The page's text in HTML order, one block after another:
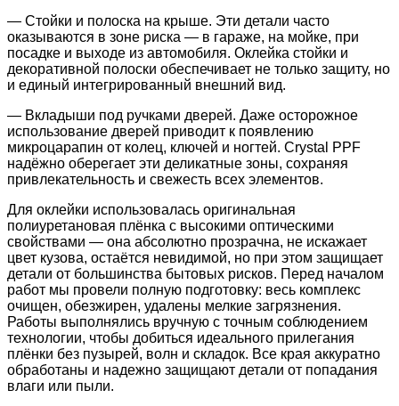
— Стойки и полоска на крыше. Эти детали часто
оказываются в зоне риска — в гараже, на мойке, при
посадке и выходе из автомобиля. Оклейка стойки и
декоративной полоски обеспечивает не только защиту, но
и единый интегрированный внешний вид.
— Вкладыши под ручками дверей. Даже осторожное
использование дверей приводит к появлению
микроцарапин от колец, ключей и ногтей. Crystal PPF
надёжно оберегает эти деликатные зоны, сохраняя
привлекательность и свежесть всех элементов.
Для оклейки использовалась оригинальная
полиуретановая плёнка с высокими оптическими
свойствами — она абсолютно прозрачна, не искажает
цвет кузова, остаётся невидимой, но при этом защищает
детали от большинства бытовых рисков. Перед началом
работ мы провели полную подготовку: весь комплекс
очищен, обезжирен, удалены мелкие загрязнения.
Работы выполнялись вручную с точным соблюдением
технологии, чтобы добиться идеального прилегания
плёнки без пузырей, волн и складок. Все края аккуратно
обработаны и надежно защищают детали от попадания
влаги или пыли.